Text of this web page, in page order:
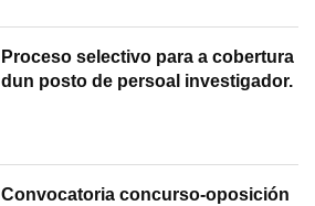
Proceso selectivo para a cobertura
dun posto de persoal investigador.
Convocatoria concurso-oposición